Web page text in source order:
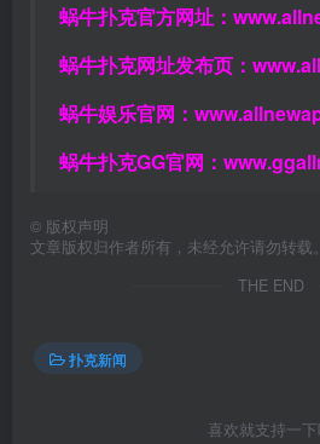
蜗牛扑克官方网址：
蜗牛扑克网址发布页：
蜗牛娱乐官网：
蜗牛扑克GG官网：
© 版权声明
文章版权归作者所有，未经允许请勿转载。
THE END
扑克新闻
喜欢就支持一